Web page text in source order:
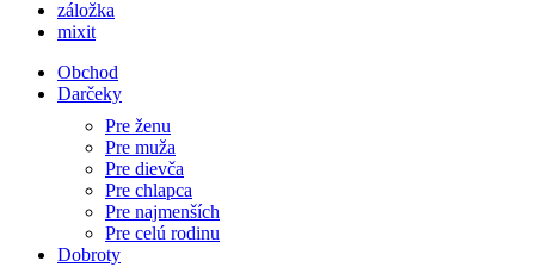
záložka
mixit
Obchod
Darčeky
Pre ženu
Pre muža
Pre dievča
Pre chlapca
Pre najmenších
Pre celú rodinu
Dobroty